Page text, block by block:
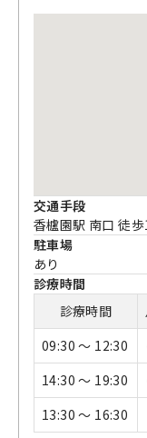
交通手段
香櫨園駅 南口 徒
駐車場
あり
診療時間
診療時間
09:30 〜 12:30
14:30 〜 19:30
13:30 〜 16:30